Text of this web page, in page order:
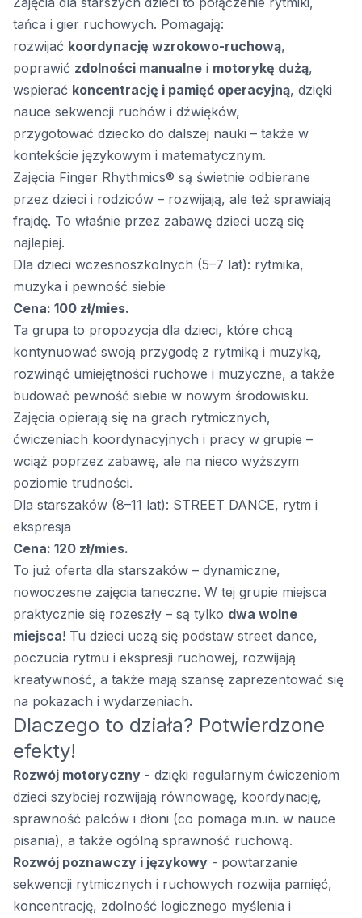
tańca i gier ruchowych. Pomagają:
rozwijać koordynację wzrokowo-ruchową,
poprawić zdolności manualne i motorykę dużą,
wspierać koncentrację i pamięć operacyjną, dzięki
nauce sekwencji ruchów i dźwięków,
przygotować dziecko do dalszej nauki – także w
kontekście językowym i matematycznym.
Zajęcia Finger Rhythmics® są świetnie odbierane
przez dzieci i rodziców – rozwijają, ale też sprawiają
frajdę. To właśnie przez zabawę dzieci uczą się
najlepiej.
Dla dzieci wczesnoszkolnych (5–7 lat): rytmika,
muzyka i pewność siebie
Cena: 100 zł/mies.
Ta grupa to propozycja dla dzieci, które chcą
kontynuować swoją przygodę z rytmiką i muzyką,
rozwinąć umiejętności ruchowe i muzyczne, a także
budować pewność siebie w nowym środowisku.
Zajęcia opierają się na grach rytmicznych,
ćwiczeniach koordynacyjnych i pracy w grupie –
wciąż poprzez zabawę, ale na nieco wyższym
poziomie trudności.
Dla starszaków (8–11 lat): STREET DANCE, rytm i
ekspresja
Cena: 120 zł/mies.
To już oferta dla starszaków – dynamiczne,
nowoczesne zajęcia taneczne. W tej grupie miejsca
praktycznie się rozeszły – są tylko dwa wolne
miejsca! Tu dzieci uczą się podstaw street dance,
poczucia rytmu i ekspresji ruchowej, rozwijają
kreatywność, a także mają szansę zaprezentować się
na pokazach i wydarzeniach.
Dlaczego to działa? Potwierdzone
efekty!
Rozwój motoryczny - dzięki regularnym ćwiczeniom
dzieci szybciej rozwijają równowagę, koordynację,
sprawność palców i dłoni (co pomaga m.in. w nauce
pisania), a także ogólną sprawność ruchową.
Rozwój poznawczy i językowy - powtarzanie
sekwencji rytmicznych i ruchowych rozwija pamięć,
koncentrację, zdolność logicznego myślenia i